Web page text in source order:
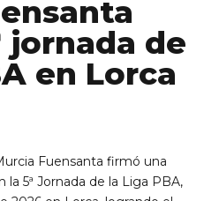
DEPORTIVOS
de
de
en Lorca